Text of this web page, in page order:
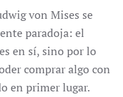
von Mises se
paradoja: el
en sí, sino por lo
comprar algo con
en primer lugar.